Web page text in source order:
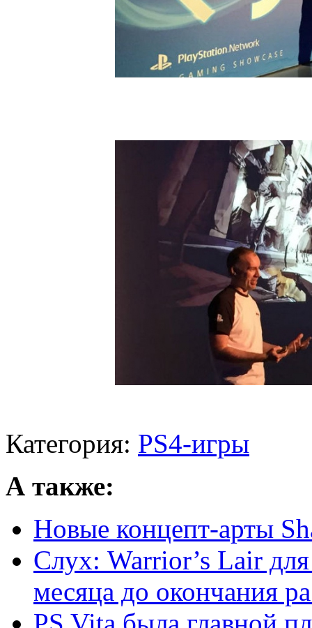
Категория: PS4-игры
А также:
Новые концепт-арты
Слух: Warrior’s Lair
месяца до окончания